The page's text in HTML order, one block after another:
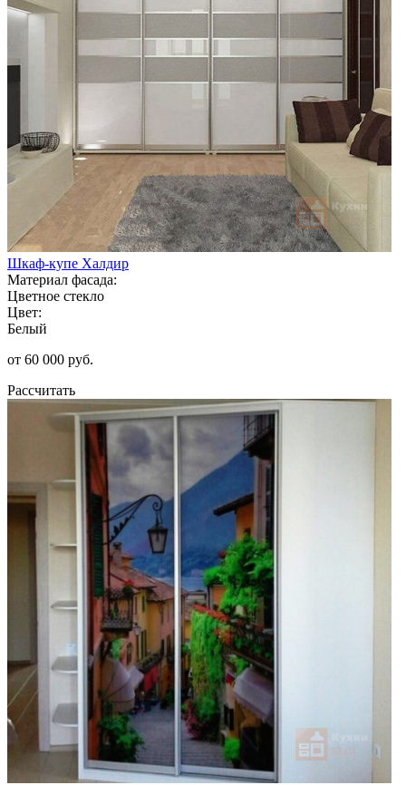
Шкаф-купе Халдир
Материал фасада:
Цветное стекло
Цвет:
Белый
от 60 000 руб.
Рассчитать